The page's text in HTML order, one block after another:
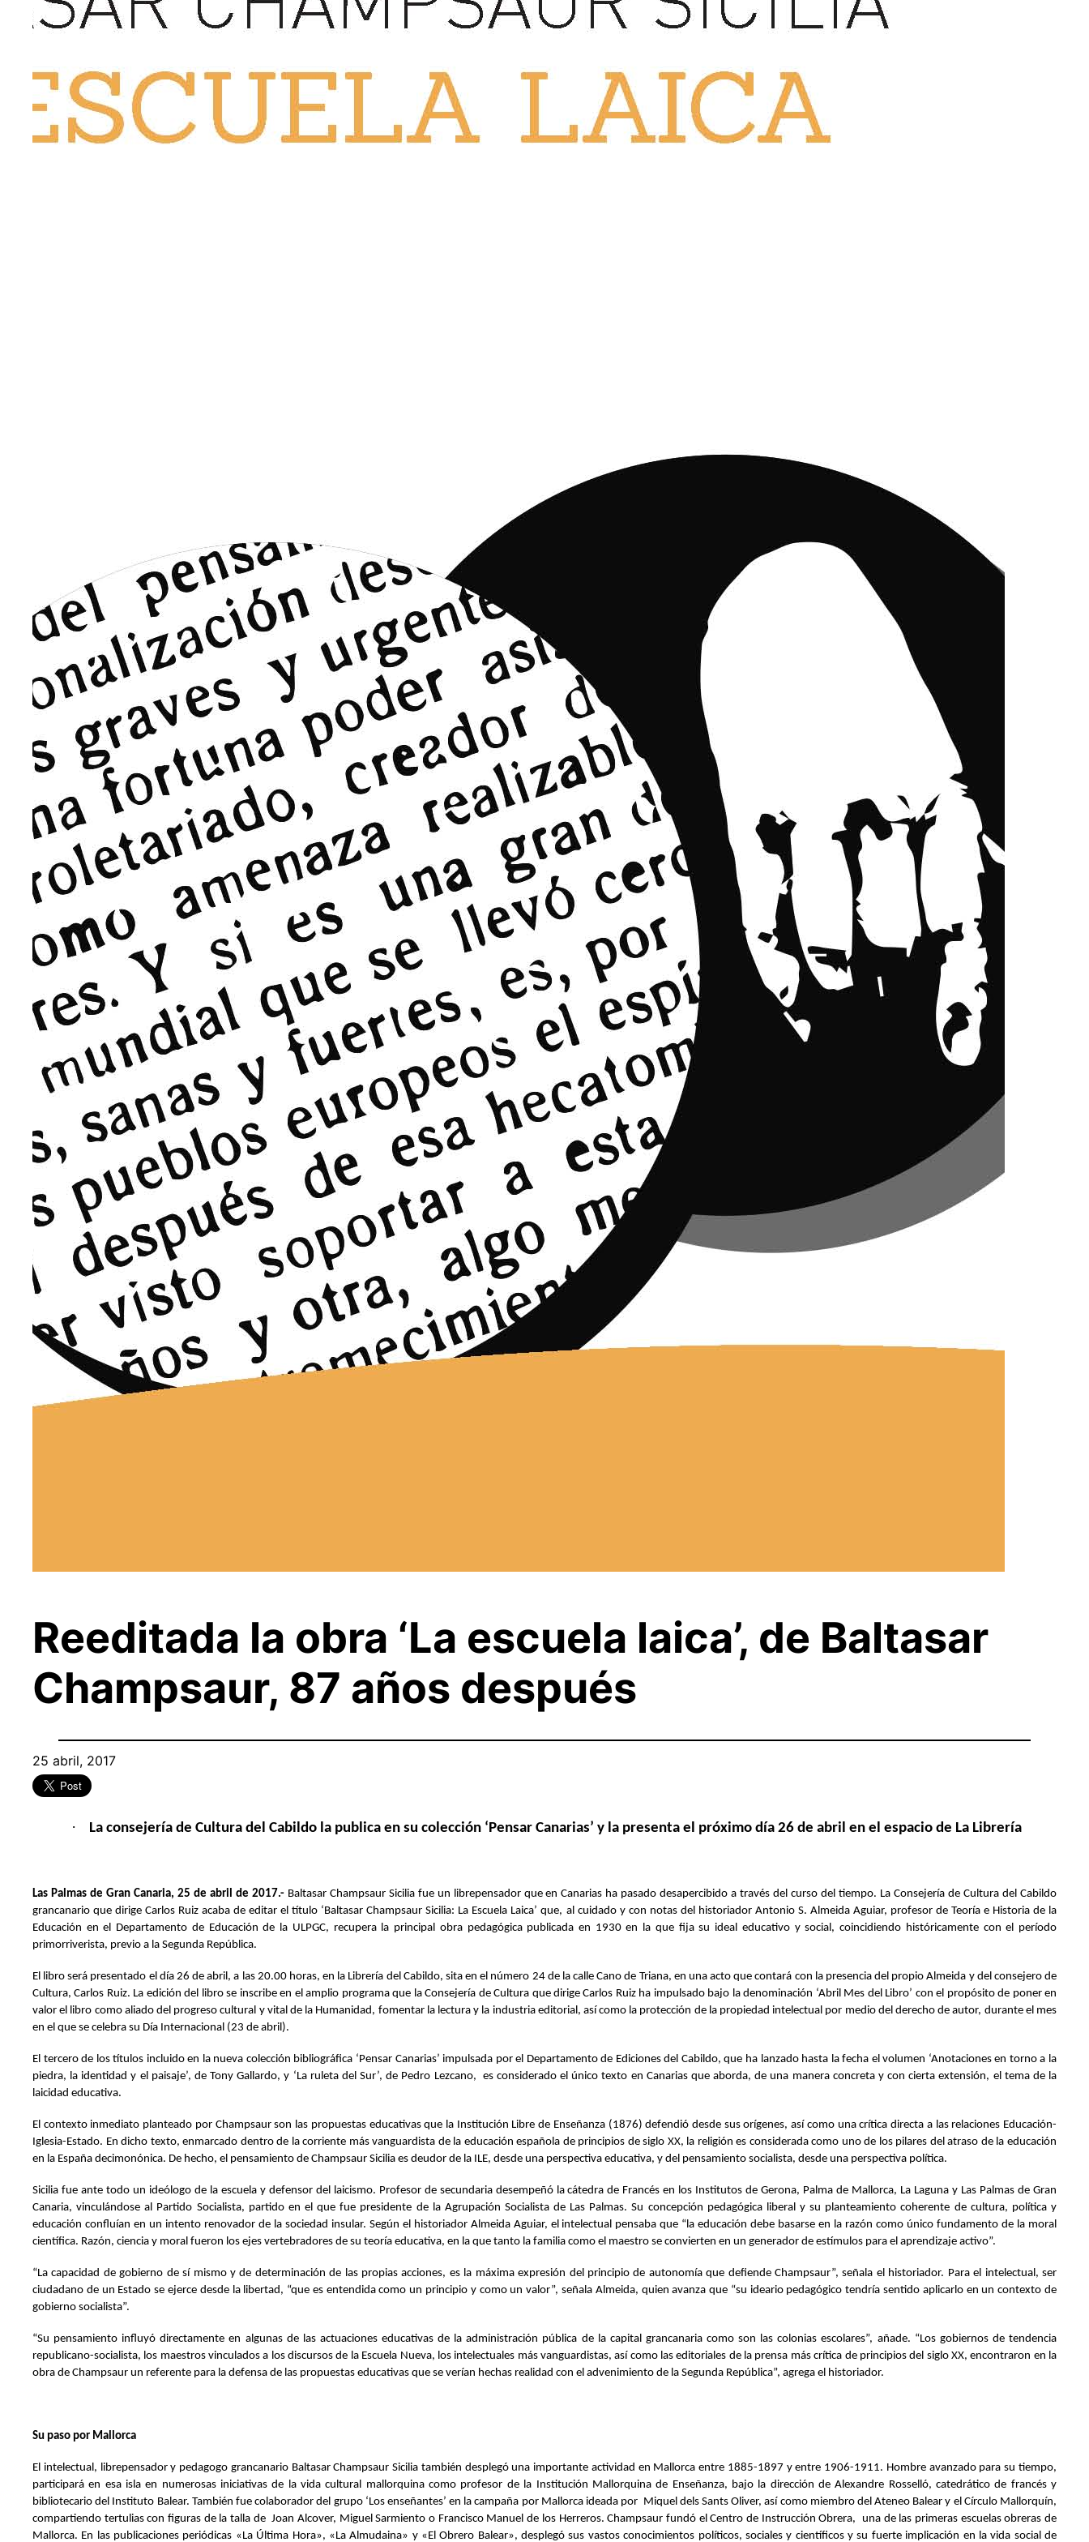
Reeditada la obra ‘La escuela laica’, de Baltasar
Champsaur, 87 años después
25 abril, 2017
· La consejería de Cultura del Cabildo la publica en su colección ‘Pensar Canarias’ y la presenta el próximo día 26 de abril en el espacio de La Librería
Las Palmas de Gran Canaria, 25 de abril de 2017.-Baltasar Champsaur Sicilia fue un librepensador que en Canarias ha pasado desapercibido a través del curso del tiempo. La Consejería de Cultura del Cabildo
grancanario que dirige Carlos Ruiz acaba de editar el título ‘Baltasar Champsaur Sicilia: La Escuela Laica’ que, al cuidado y con notas del historiador Antonio S. Almeida Aguiar, profesor de Teoría e Historia de la
Educación en el Departamento de Educación de la ULPGC, recupera la principal obra pedagógica publicada en 1930 en la que fija su ideal educativo y social, coincidiendo históricamente con el período
primorriverista, previo a la Segunda República.
El libro será presentado el día 26 de abril, a las 20.00 horas, en la Librería del Cabildo, sita en el número 24 de la calle Cano de Triana, en una acto que contará con la presencia del propio Almeida y del consejero de
Cultura, Carlos Ruiz. La edición del libro se inscribe en el amplio programa que la Consejería de Cultura que dirige Carlos Ruiz ha impulsado bajo la denominación ‘Abril Mes del Libro’ con el propósito de poner en
valor el libro como aliado del progreso cultural y vital de la Humanidad, fomentar la lectura y la industria editorial, así como la protección de la propiedad intelectual por medio del derecho de autor, durante el mes
en el que se celebra su Día Internacional (23 de abril).
El tercero de los títulos incluido en la nueva colección bibliográfica ‘Pensar Canarias’ impulsada por el Departamento de Ediciones del Cabildo, que ha lanzado hasta la fecha el volumen ‘Anotaciones en torno a la
piedra, la identidad y el paisaje’, de Tony Gallardo, y ‘La ruleta del Sur’, de Pedro Lezcano, es considerado el único texto en Canarias que aborda, de una manera concreta y con cierta extensión, el tema de la
laicidad educativa.
El contexto inmediato planteado por Champsaur son las propuestas educativas que la Institución Libre de Enseñanza (1876) defendió desde sus orígenes, así como una crítica directa a las relaciones Educación-
Iglesia-Estado. En dicho texto, enmarcado dentro de la corriente más vanguardista de la educación española de principios de siglo XX, la religión es considerada como uno de los pilares del atraso de la educación
en la España decimonónica. De hecho, el pensamiento de Champsaur Sicilia es deudor de la ILE, desde una perspectiva educativa, y del pensamiento socialista, desde una perspectiva política.
Sicilia fue ante todo un ideólogo de la escuela y defensor del laicismo. Profesor de secundaria desempeñó la cátedra de Francés en los Institutos de Gerona, Palma de Mallorca, La Laguna y Las Palmas de Gran
Canaria, vinculándose al Partido Socialista, partido en el que fue presidente de la Agrupación Socialista de Las Palmas. Su concepción pedagógica liberal y su planteamiento coherente de cultura, política y
educación confluían en un intento renovador de la sociedad insular. Según el historiador Almeida Aguiar, el intelectual pensaba que “la educación debe basarse en la razón como único fundamento de la moral
científica. Razón, ciencia y moral fueron los ejes vertebradores de su teoría educativa, en la que tanto la familia como el maestro se convierten en un generador de estímulos para el aprendizaje activo”.
“La capacidad de gobierno de sí mismo y de determinación de las propias acciones, es la máxima expresión del principio de autonomía que defiende Champsaur”, señala el historiador. Para el intelectual, ser
ciudadano de un Estado se ejerce desde la libertad, “que es entendida como un principio y como un valor”, señala Almeida, quien avanza que “su ideario pedagógico tendría sentido aplicarlo en un contexto de
gobierno socialista”.
“Su pensamiento influyó directamente en algunas de las actuaciones educativas de la administración pública de la capital grancanaria como son las colonias escolares”, añade. “Los gobiernos de tendencia
republicano-socialista, los maestros vinculados a los discursos de la Escuela Nueva, los intelectuales más vanguardistas, así como las editoriales de la prensa más crítica de principios del siglo XX, encontraron en la
obra de Champsaur un referente para la defensa de las propuestas educativas que se verían hechas realidad con el advenimiento de la Segunda República”, agrega el historiador.
Su paso por Mallorca
El intelectual, librepensador y pedagogo grancanario Baltasar Champsaur Sicilia también desplegó una importante actividad en Mallorca entre 1885-1897 y entre 1906-1911. Hombre avanzado para su tiempo,
participará en esa isla en numerosas iniciativas de la vida cultural mallorquina como profesor de la Institución Mallorquina de Enseñanza, bajo la dirección de Alexandre Rosselló, catedrático de francés y
bibliotecario del Instituto Balear. También fue colaborador del grupo ‘Los enseñantes’ en la campaña por Mallorca ideada por Miquel dels Sants Oliver, así como miembro del Ateneo Balear y el Círculo Mallorquín,
compartiendo tertulias con figuras de la talla de Joan Alcover, Miguel Sarmiento o Francisco Manuel de los Herreros. Champsaur fundó el Centro de Instrucción Obrera, una de las primeras escuelas obreras de
Mallorca. En las publicaciones periódicas «La Última Hora», «La Almudaina» y «El Obrero Balear», desplegó sus vastos conocimientos políticos, sociales y científicos y su fuerte implicación en la vida social de